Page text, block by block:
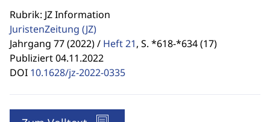
Rubrik: JZ Information
JuristenZeitung (JZ)
Jahrgang 77 (2022) / Heft 21, S. *618-*634 (17)
Publiziert 04.11.2022
DOI 10.1628/jz-2022-0335